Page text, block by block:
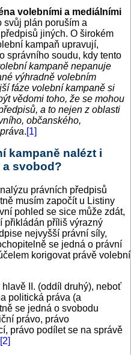
volebními a mediálními
svůj plán poruším a
jiných. O širokém
kampaň upravují,
správního soudu, kdy tento
kampaně nepanuje
výhradně volebním
fáze volební kampaně si
vědomi toho, že se mohou
a to nejen z oblasti
občanského,
.[1]
kampaně nalézt i
svobod?
právních předpisů
musím započít u Listiny
pohled se sice může zdát,
přikládán příliš výrazný
nejvyšší právní síly,
se jedná o právní
korigovat právě volební
II. (oddíl druhý), neboť
politická práva (a
se jedná o svobodu
právo, právo
právo podílet se na správě
[2]